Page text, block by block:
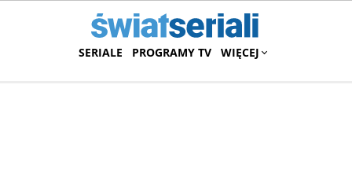
SERIALE PROGRAMY TV WIĘCEJ